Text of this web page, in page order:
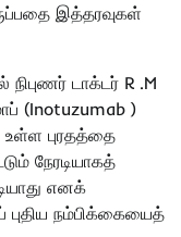
இத்தரவுகள்
டாக்டர் R .M
(Inotuzumab )
உள்ள புரதத்தை
நேரடியாகத்
எனக்
புதிய நம்பிக்கையைத்